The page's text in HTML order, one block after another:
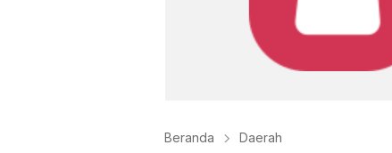
Beranda Daerah